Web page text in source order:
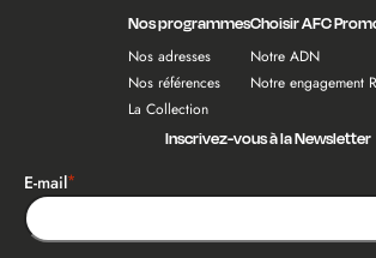
Nos programmes
Nos adresses
Nos références
La Collection
Choisir AFC
Notre ADN
Notre engagement
Inscrivez-vous à la Newsletter
E-mail*